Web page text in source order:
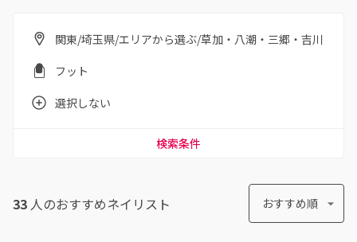
関東/埼玉県/エリアから選ぶ/草加・八潮・三郷・吉川
フット
選択しない
検索条件
33 人のおすすめネイリスト おすすめ順